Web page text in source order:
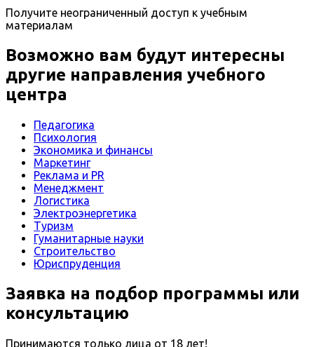
Получите неограниченный доступ к учебным
материалам
Возможно вам будут интересны
другие направления учебного
центра
Педагогика
Психология
Экономика и финансы
Маркетинг
Реклама и PR
Менеджмент
Логистика
Электроэнергетика
Туризм
Гуманитарные науки
Строительство
Юриспруденция
Заявка на подбор программы или
консультацию
Принимаются только лица от 18 лет!